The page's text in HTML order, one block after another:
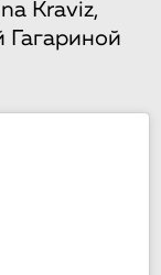
Kraviz,
Гагариной